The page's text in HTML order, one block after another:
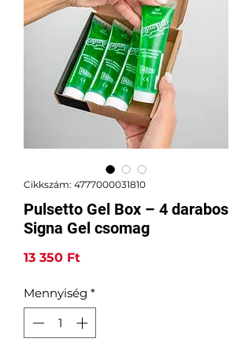
Cikkszám: 4777000031810
Pulsetto Gel Box – 4 darabos
Signa Gel csomag
13 350 FtÁr
Mennyiség *